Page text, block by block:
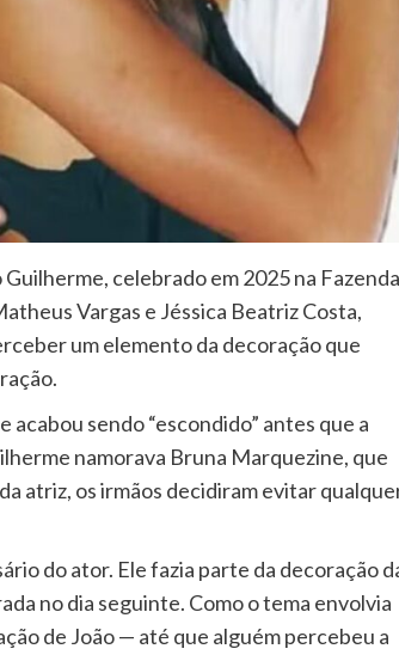
celebrado em 2025 na Fazenda
Vargas e Jéssica Beatriz Costa,
um elemento da decoração que
acabou sendo “escondido” antes que a
namorava Bruna Marquezine, que
atriz, os irmãos decidiram evitar
do ator. Ele fazia parte da decoração
no dia seguinte. Como o tema envolvia
de João — até que alguém percebeu a